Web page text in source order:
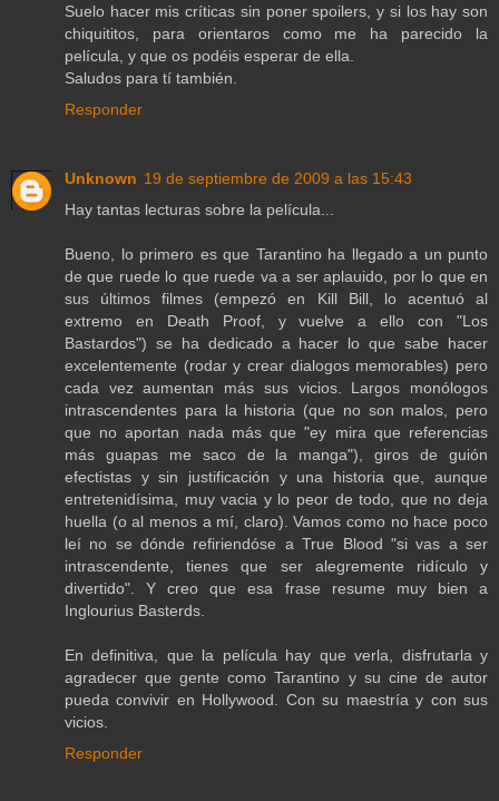
Suelo hacer mis críticas sin poner spoilers, y si los hay son
chiquititos, para orientaros como me ha parecido la
película, y que os podéis esperar de ella.
Saludos para tí también.
Responder
Unknown 19 de septiembre de 2009 a las 15:43
Hay tantas lecturas sobre la película...
Bueno, lo primero es que Tarantino ha llegado a un punto
de que ruede lo que ruede va a ser aplauido, por lo que en
sus últimos filmes (empezó en Kill Bill, lo acentuó al
extremo en Death Proof, y vuelve a ello con "Los
Bastardos") se ha dedicado a hacer lo que sabe hacer
excelentemente (rodar y crear dialogos memorables) pero
cada vez aumentan más sus vicios. Largos monólogos
intrascendentes para la historia (que no son malos, pero
que no aportan nada más que "ey mira que referencias
más guapas me saco de la manga"), giros de guión
efectistas y sin justificación y una historia que, aunque
entretenidísima, muy vacia y lo peor de todo, que no deja
huella (o al menos a mí, claro). Vamos como no hace poco
leí no se dónde refiriendóse a True Blood "si vas a ser
intrascendente, tienes que ser alegremente ridículo y
divertido". Y creo que esa frase resume muy bien a
Inglourius Basterds.
En definitiva, que la película hay que verla, disfrutarla y
agradecer que gente como Tarantino y su cine de autor
pueda convivir en Hollywood. Con su maestría y con sus
vicios.
Responder